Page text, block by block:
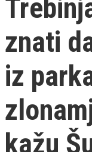
znati
iz
kažu